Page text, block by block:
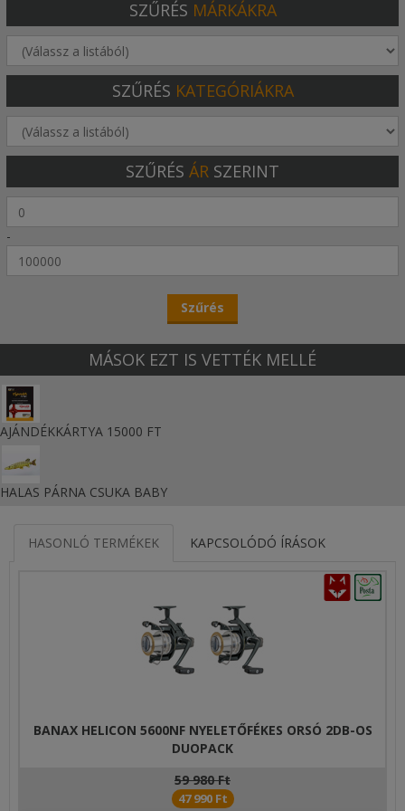
SZŰRÉS MÁRKÁKRA
SZŰRÉS KATEGÓRIÁKRA
SZŰRÉS ÁR SZERINT
-
MÁSOK EZT IS VETTÉK MELLÉ
AJÁNDÉKKÁRTYA 15000 FT
HALAS PÁRNA CSUKA BABY
HASONLÓ TERMÉKEK KAPCSOLÓDÓ ÍRÁSOK
BANAX HELICON 5600NF NYELETŐFÉKES ORSÓ 2DB-OS
DUOPACK
59 980 Ft
47 990 Ft